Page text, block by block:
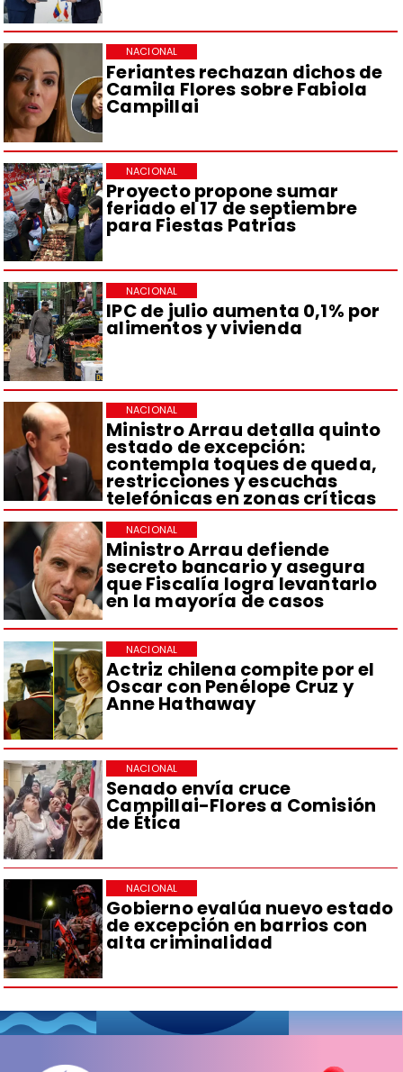
Feriantes rechazan dichos de
Camila Flores sobre Fabiola
Campillai
NACIONAL
Proyecto propone sumar
feriado el 17 de septiembre
para Fiestas Patrias
NACIONAL
IPC de julio aumenta 0,1% por
alimentos y vivienda
NACIONAL
Ministro Arrau detalla quinto
estado de excepción:
contempla toques de queda,
restricciones y escuchas
telefónicas en zonas críticas
NACIONAL
Ministro Arrau defiende
secreto bancario y asegura
que Fiscalía logra levantarlo
en la mayoría de casos
NACIONAL
Actriz chilena compite por el
Oscar con Penélope Cruz y
Anne Hathaway
NACIONAL
Senado envía cruce
Campillai-Flores a Comisión
de Ética
NACIONAL
Gobierno evalúa nuevo estado
de excepción en barrios con
alta criminalidad
NACIONAL